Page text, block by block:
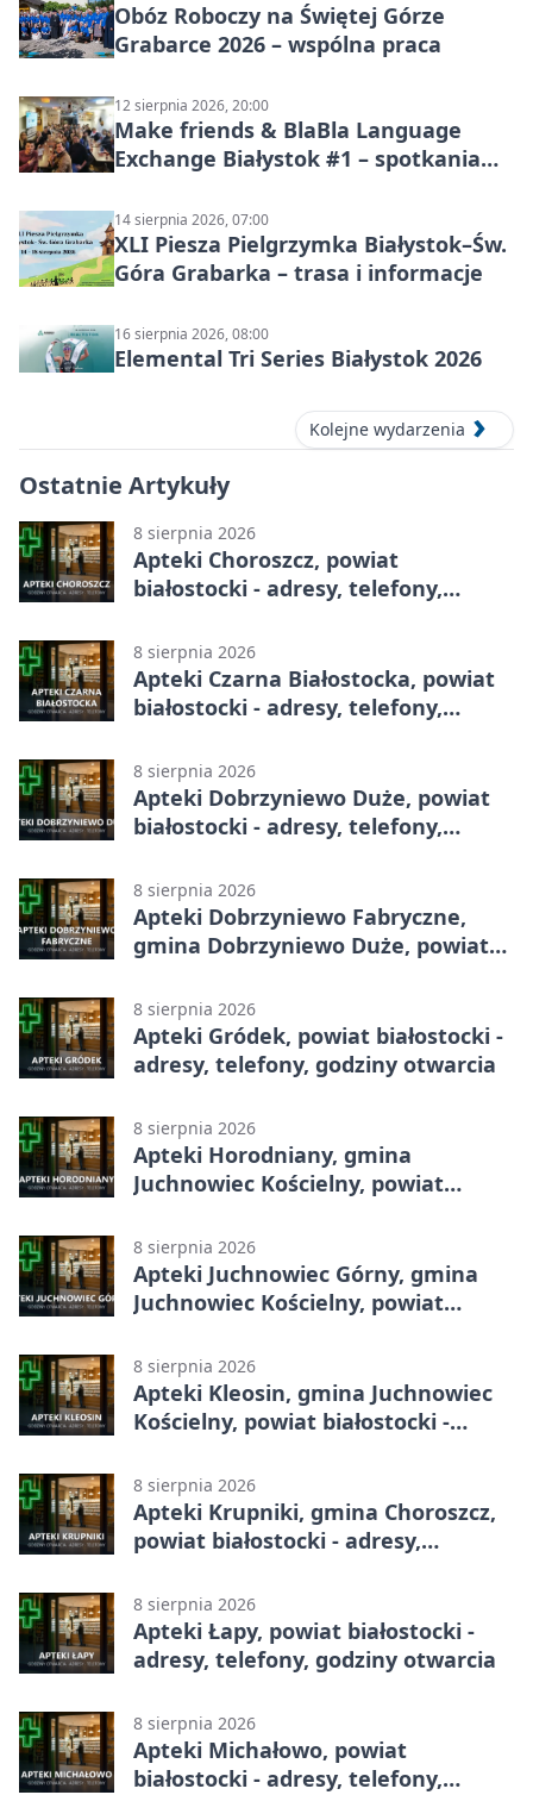
Obóz Roboczy na Świętej Górze
Grabarce 2026 – wspólna praca
12 sierpnia 2026, 20:00
Make friends & BlaBla Language
Exchange Białystok #1 – spotkania
14 sierpnia 2026, 07:00
XLI Piesza Pielgrzymka Białystok–Św.
Góra Grabarka – trasa i informacje
16 sierpnia 2026, 08:00
Elemental Tri Series Białystok 2026
Kolejne wydarzenia
Ostatnie Artykuły
8 sierpnia 2026
Apteki Choroszcz, powiat
białostocki - adresy, telefony,
8 sierpnia 2026
Apteki Czarna Białostocka, powiat
białostocki - adresy, telefony,
8 sierpnia 2026
Apteki Dobrzyniewo Duże, powiat
białostocki - adresy, telefony,
8 sierpnia 2026
Apteki Dobrzyniewo Fabryczne,
gmina Dobrzyniewo Duże, powiat
godziny otwarcia
8 sierpnia 2026
Apteki Gródek, powiat białostocki -
adresy, telefony, godziny otwarcia
8 sierpnia 2026
Apteki Horodniany, gmina
Juchnowiec Kościelny, powiat
godziny otwarcia
8 sierpnia 2026
Apteki Juchnowiec Górny, gmina
Juchnowiec Kościelny, powiat
godziny otwarcia
8 sierpnia 2026
Apteki Kleosin, gmina Juchnowiec
Kościelny, powiat białostocki -
8 sierpnia 2026
Apteki Krupniki, gmina Choroszcz,
powiat białostocki - adresy,
8 sierpnia 2026
Apteki Łapy, powiat białostocki -
adresy, telefony, godziny otwarcia
8 sierpnia 2026
Apteki Michałowo, powiat
białostocki - adresy, telefony,